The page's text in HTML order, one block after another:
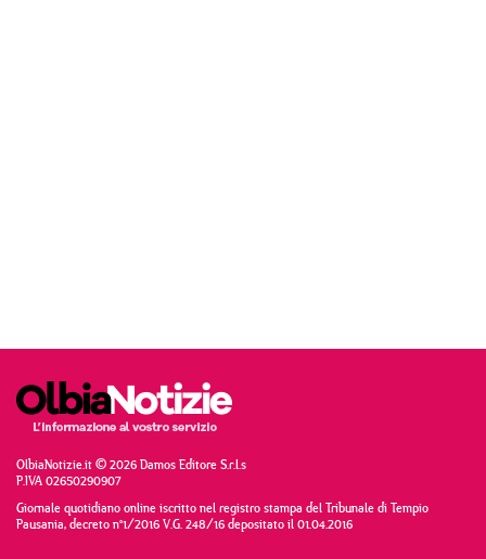
OlbiaNotizie.it © 2026 Damos Editore S.r.l.s
P.IVA 02650290907
Giornale quotidiano online iscritto nel registro stampa del Tribunale di Tempio
Pausania, decreto n°1/2016 V.G. 248/16 depositato il 01.04.2016